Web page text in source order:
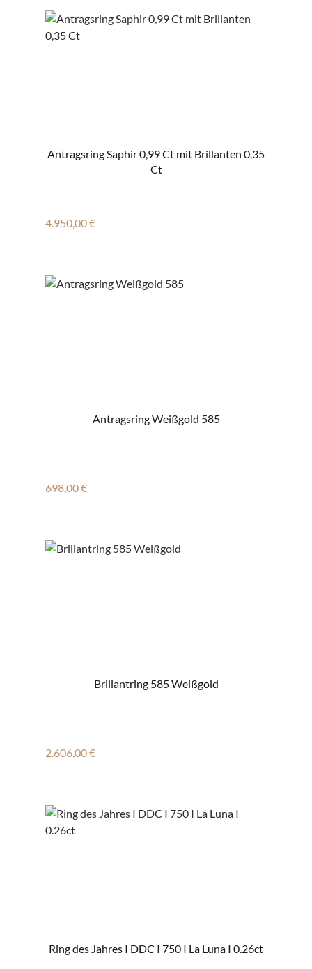
Antragsring Saphir 0,99 Ct mit Brillanten 0,35
Ct
Regulärer Preis:
4.950,00 €
Antragsring Weißgold 585
Regulärer Preis:
698,00 €
Brillantring 585 Weißgold
Regulärer Preis:
2.606,00 €
Ring des Jahres I DDC I 750 I La Luna I 0.26ct